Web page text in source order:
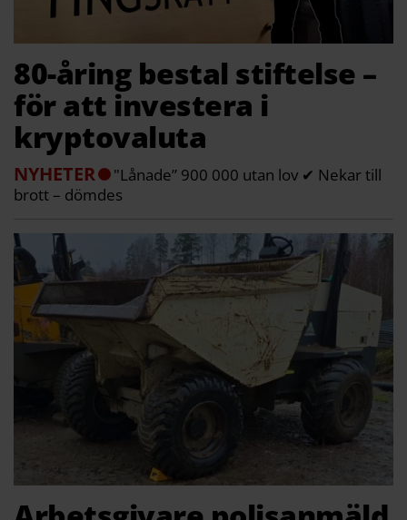
80-åring bestal stiftelse –
för att investera i
kryptovaluta
NYHETER
"Lånade” 900 000 utan lov ✔ Nekar till
brott – dömdes